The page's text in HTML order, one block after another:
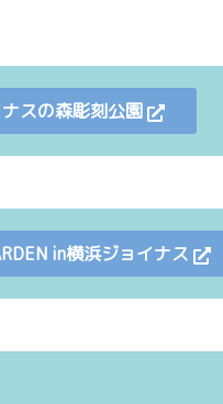
スの森彫刻公園
in横浜ジョイナス